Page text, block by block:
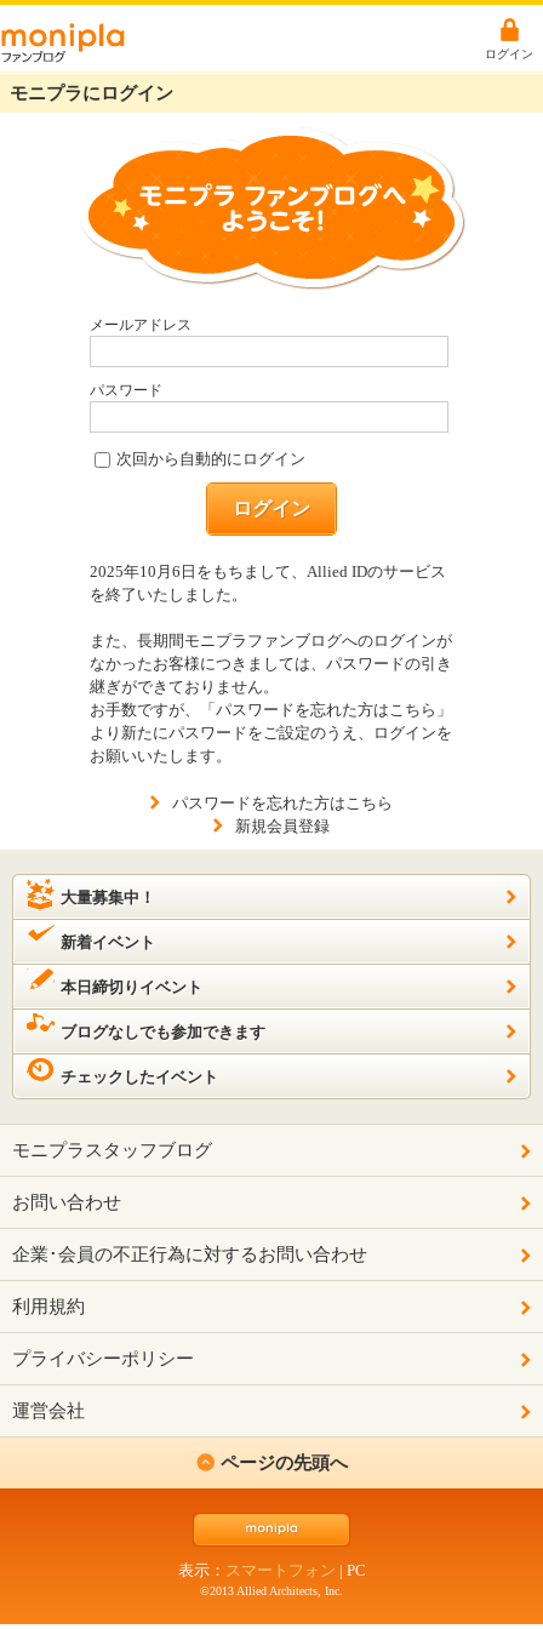
ログイン
モニプラにログイン
メールアドレス
パスワード
次回から自動的にログイン
ログイン
2025年10月6日をもちまして、Allied IDのサービス
を終了いたしました。
また、長期間モニプラファンブログへのログインが
なかったお客様につきましては、パスワードの引き
継ぎができておりません。
お手数ですが、「パスワードを忘れた方はこちら」
より新たにパスワードをご設定のうえ、ログインを
お願いいたします。
パスワードを忘れた方はこちら
新規会員登録
大量募集中！
新着イベント
本日締切りイベント
ブログなしでも参加できます
チェックしたイベント
モニプラスタッフブログ
お問い合わせ
企業･会員の不正行為に対するお問い合わせ
利用規約
プライバシーポリシー
運営会社
ページの先頭へ
表示： スマートフォン | PC
©2013 Allied Architects, Inc.